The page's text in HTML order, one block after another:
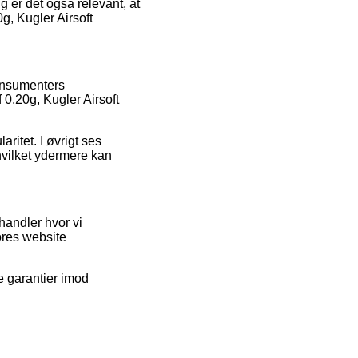
er det også relevant, at
Kugler Airsoft
Kugler Airsoft
I øvrigt ses
ydermere kan
hvor vi
website
garantier imod